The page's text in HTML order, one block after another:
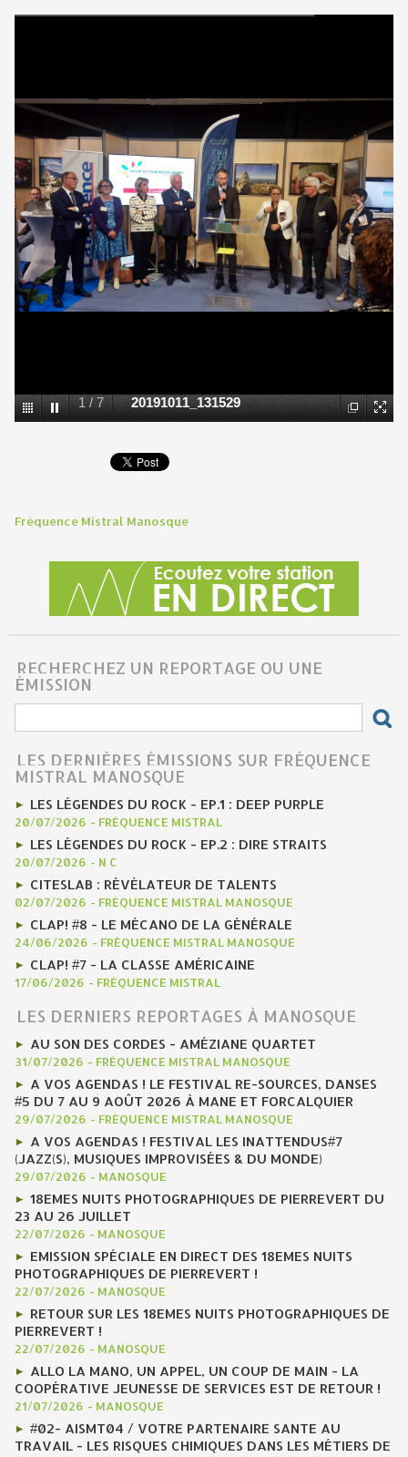
1 /7 20191011_131529
Fréquence Mistral Manosque
RECHERCHEZ UN REPORTAGE OU UNE
ÉMISSION
LES DERNIÈRES ÉMISSIONS SUR FRÉQUENCE
MISTRAL MANOSQUE
LES LÉGENDES DU ROCK - EP.1 : DEEP PURPLE
20/07/2026 - FRÉQUENCE MISTRAL
LES LÉGENDES DU ROCK - EP.2 : DIRE STRAITS
20/07/2026 - N C
CITESLAB : RÉVÉLATEUR DE TALENTS
02/07/2026 - FRÉQUENCE MISTRAL MANOSQUE
CLAP! #8 - LE MÉCANO DE LA GÉNÉRALE
24/06/2026 - FRÉQUENCE MISTRAL MANOSQUE
CLAP! #7 - LA CLASSE AMÉRICAINE
17/06/2026 - FRÉQUENCE MISTRAL
LES DERNIERS REPORTAGES À MANOSQUE
AU SON DES CORDES - AMÉZIANE QUARTET
31/07/2026 - FRÉQUENCE MISTRAL MANOSQUE
A VOS AGENDAS ! LE FESTIVAL RE-SOURCES, DANSES
#5 DU 7 AU 9 AOÛT 2026 À MANE ET FORCALQUIER
29/07/2026 - FRÉQUENCE MISTRAL MANOSQUE
A VOS AGENDAS ! FESTIVAL LES INATTENDUS#7
(JAZZ(S), MUSIQUES IMPROVISÉES & DU MONDE)
29/07/2026 - MANOSQUE
18EMES NUITS PHOTOGRAPHIQUES DE PIERREVERT DU
23 AU 26 JUILLET
22/07/2026 - MANOSQUE
EMISSION SPÉCIALE EN DIRECT DES 18EMES NUITS
PHOTOGRAPHIQUES DE PIERREVERT !
22/07/2026 - MANOSQUE
RETOUR SUR LES 18EMES NUITS PHOTOGRAPHIQUES DE
PIERREVERT !
22/07/2026 - MANOSQUE
ALLO LA MANO, UN APPEL, UN COUP DE MAIN - LA
COOPÉRATIVE JEUNESSE DE SERVICES EST DE RETOUR !
21/07/2026 - MANOSQUE
#02- AISMT04 / VOTRE PARTENAIRE SANTE AU
TRAVAIL - LES RISQUES CHIMIQUES DANS LES MÉTIERS DE